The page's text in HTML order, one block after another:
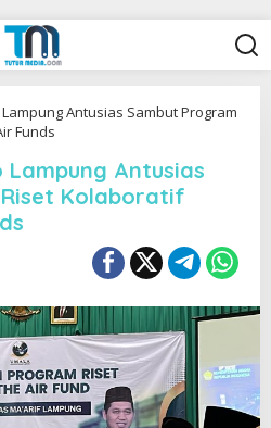
Antusias Sambut Program
Funds
Lampung Antusias
Kolaboratif